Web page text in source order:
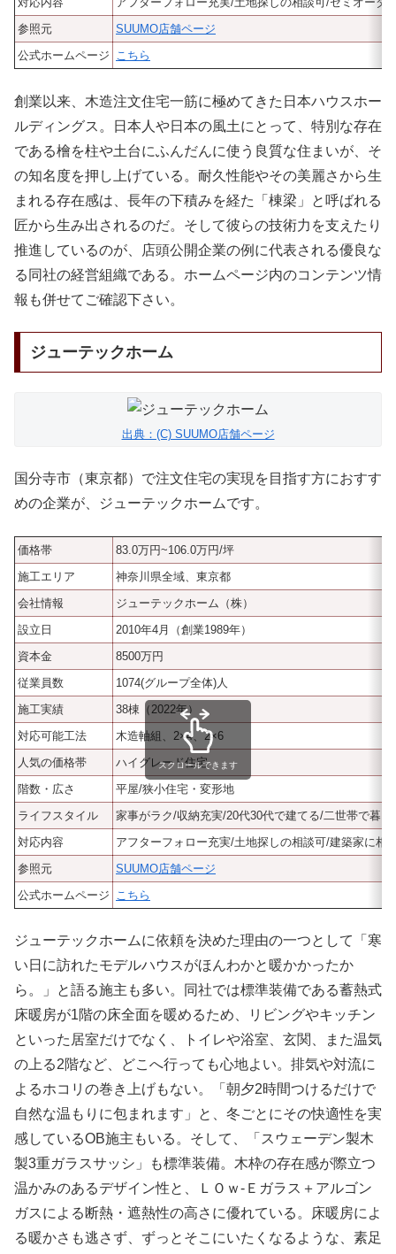
参照元
SUUMO店舗ページ
公式ホームページ こちら
創業以来、木造注文住宅一筋に極めてきた日本ハウスホー
ルディングス。日本人や日本の風土にとって、特別な存在
である檜を柱や土台にふんだんに使う良質な住まいが、そ
の知名度を押し上げている。耐久性能やその美麗さから生
まれる存在感は、長年の下積みを経た「棟梁」と呼ばれる
匠から生み出されるのだ。そして彼らの技術力を支えたり
推進しているのが、店頭公開企業の例に代表される優良な
る同社の経営組織である。ホームページ内のコンテンツ情
報も併せてご確認下さい。
ジューテックホーム
出典：(C) SUUMO店舗ページ
国分寺市（東京都）で注文住宅の実現を目指す方におすす
めの企業が、ジューテックホームです。
価格帯
83.0万円~106.0万円/坪
施工エリア
神奈川県全域、東京都
会社情報
ジューテックホーム（株）
設立日
2010年4月（創業1989年）
資本金
8500万円
従業員数
1074(グループ全体)人
施工実績
38棟（2022年）
対応可能工法
木造軸組、2×4、2×6
人気の価格帯
ハイグレード住宅
階数・広さ
平屋/狭小住宅・変形地
ライフスタイル
家事がラク/収納充実/20代30代で建てる/二世帯で暮ら
対応内容
アフターフォロー充実/土地探しの相談可/建築家に
参照元
SUUMO店舗ページ
公式ホームページ
こちら
スクロールできます
ジューテックホームに依頼を決めた理由の一つとして「寒
い日に訪れたモデルハウスがほんわかと暖かかったか
ら。」と語る施主も多い。同社では標準装備である蓄熱式
床暖房が1階の床全面を暖めるため、リビングやキッチン
といった居室だけでなく、トイレや浴室、玄関、また温気
の上る2階など、どこへ行っても心地よい。排気や対流に
よるホコリの巻き上げもない。「朝夕2時間つけるだけで
自然な温もりに包まれます」と、冬ごとにその快適性を実
感しているOB施主もいる。そして、「スウェーデン製木
製3重ガラスサッシ」も標準装備。木枠の存在感が際立つ
温かみのあるデザイン性と、ＬＯｗ-Ｅガラス＋アルゴン
ガスによる断熱・遮熱性の高さに優れている。床暖房によ
る暖かさも逃さず、ずっとそこにいたくなるような、素足